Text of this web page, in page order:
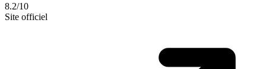
8.2/10
Site officiel